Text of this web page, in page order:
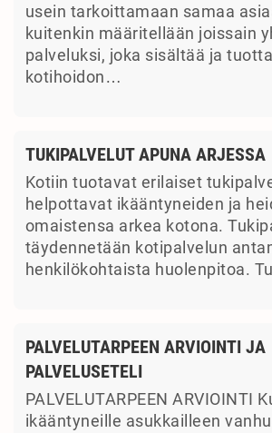
usein tarkoittamaan samaa
kuitenkin määritellään joissain
palveluksi, joka sisältää ja
kotihoidon…
TUKIPALVELUT APUNA ARJESSA
Kotiin tuotavat erilaiset
helpottavat ikääntyneiden ja
omaistensa arkea kotona.
täydennetään kotipalvelun
henkilökohtaista huolenpitoa.
PALVELUTARPEEN ARVIOINTI JA
PALVELUSETELI
PALVELUTARPEEN ARVIOINTI
ikääntyneille asukkailleen